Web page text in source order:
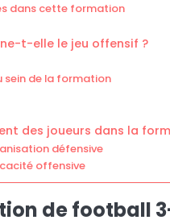
dans cette formation
t-elle le jeu offensif ?
sein de la formation
des joueurs dans la
défensive
offensive
de football